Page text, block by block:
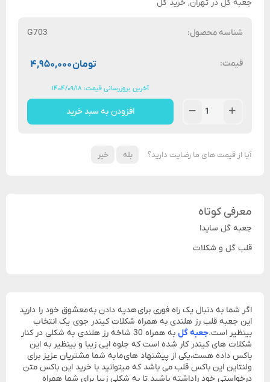
جعبه گل در تهران, خرید گل
شناسه محصول: G703
قیمت: ۴,۹۵۰,۰۰۰تومان
آخرین بروزرسانی قیمت: ۱۴۰۴/۰۹/۱۸
افزودن به سبد خرید
آیا از قیمت های ما رضایت دارید؟ بله خیر
معرفی کوتاه
جعبه گل سایدا
قلب گل و شکلات
اگر شما به دنبال یک راه فوری برای هدیه دادن به معشوق خود را دارید
این جعبه قلب رز هلندی به همراه شکلات کیندر جوی یک انتخاب
بینظیر است.جعبه گل
به همراه 30 شاخه رز هلندی به شکلی در کنار
شکلات های کیندر کار شده است که جلوه ایی زیبا و بینظیر به این
باکس داده هست،یکی از پیشنهاد های ما به شما مشتریان عزیز برای
ولنتاین این باکس قلب می باشد که میتوانید با خرید این باکس متن
درخواستی خود را داشته باشید تا به شکلی زیبا برای شما همراه